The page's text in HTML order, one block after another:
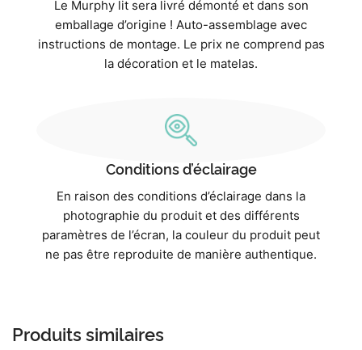
Le Murphy lit sera livré démonté et dans son
emballage d’origine ! Auto-assemblage avec
instructions de montage. Le prix ne comprend pas
la décoration et le matelas.
Conditions d’éclairage
En raison des conditions d’éclairage dans la
photographie du produit et des différents
paramètres de l’écran, la couleur du produit peut
ne pas être reproduite de manière authentique.
Produits similaires